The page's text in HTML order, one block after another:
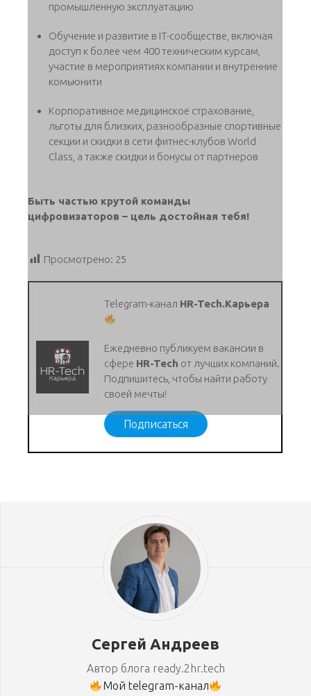
промышленную эксплуатацию
Обучение и развитие в IT-сообществе, включая
доступ к более чем 400 техническим курсам,
участие в мероприятиях компании и внутренние
комьюнити
Корпоративное медицинское страхование,
льготы для близких, разнообразные спортивные
секции и скидки в сети фитнес-клубов World
Class, а также скидки и бонусы от партнеров
Быть частью крутой команды
цифровизаторов – цель достойная тебя!
Просмотрено: 25
Telegram-канал HR-Tech.Карьера
Ежедневно публикуем вакансии в
сфере HR-Tech от лучших компаний.
Подпишитесь, чтобы найти работу
своей мечты!
Подписаться
Сергей Андреев
Автор блога ready.2hr.tech
Мой telegram-канал